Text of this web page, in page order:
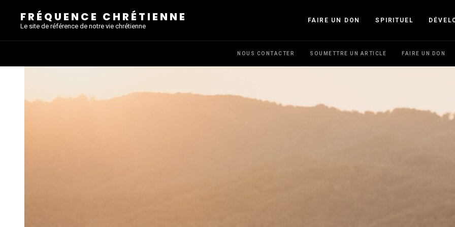
FRÉQUENCE CHRÉTIENNE
Le site de référence de notre vie chrétienne
FAIRE UN DON SPIRITUEL
NOUS CONTACTER SOUMETTRE UN ARTICLE FAIRE UN DON